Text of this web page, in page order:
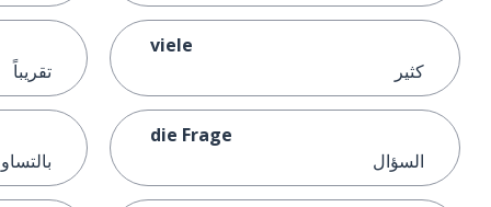
viele
كثير
die Frage
السؤال
تقريباً